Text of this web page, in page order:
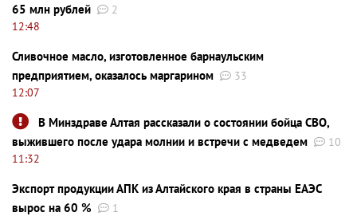
65 млн рублей
2
12:48
Сливочное масло, изготовленное барнаульским
предприятием, оказалось маргарином
33
12:07
В Минздраве Алтая рассказали о состоянии бойца СВО,
выжившего после удара молнии и встречи с медведем
10
11:32
Экспорт продукции АПК из Алтайского края в страны ЕАЭС
вырос на 60 %
1